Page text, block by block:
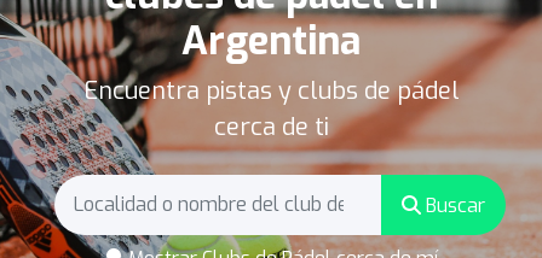
Argentina
Encuentra pistas y clubs de pádel
cerca de ti
Buscar